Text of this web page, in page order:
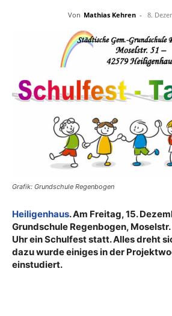
Von Mathias Kehren - 8.
Grafik: Grundschule Regenbogen
Heiligenhaus. Am Freitag, 15.
Grundschule Regenbogen, Moselstr.
Uhr ein Schulfest statt. Alles dreht
dazu wurde einiges in der
einstudiert.